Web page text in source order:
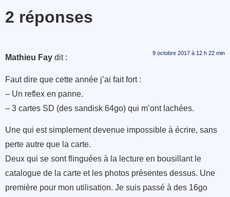
2 réponses
Mathieu Fay dit : 9 octobre 2017 à 12 h 22 min
Faut dire que cette année j’ai fait fort :
– Un reflex en panne.
– 3 cartes SD (des sandisk 64go) qui m’ont lachées.
Une qui est simplement devenue impossible à écrire, sans
perte autre que la carte.
Deux qui se sont flinguées à la lecture en bousillant le
catalogue de la carte et les photos présentes dessus. Une
première pour mon utilisation. Je suis passé à des 16go